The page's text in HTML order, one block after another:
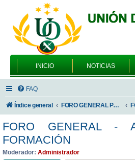
INICIO NOTICIAS
FAQ
Índice general FORO GENERAL PARA TODOS LOS USUARIOS
FORO GENERAL -
FORMACIÓN
Moderador: Administrador